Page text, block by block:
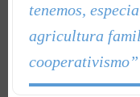
tenemos,
agricultura
cooperativismo”